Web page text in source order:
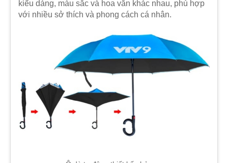
kiểu dáng, màu sắc và hoa văn khác nhau, phù hợp
với nhiều sở thích và phong cách cá nhân.